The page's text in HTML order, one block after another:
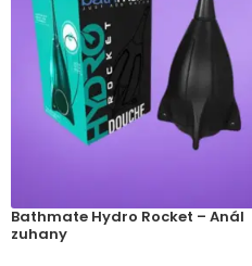
Bathmate Hydro Rocket – Anál
zuhany